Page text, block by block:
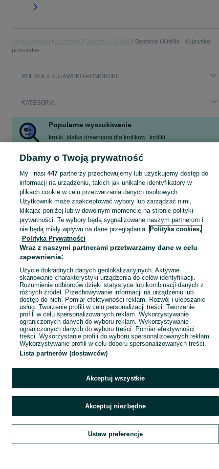
Gryzonie i Króliki - Kujawsko-
pomorskie
POLSKA » KUJAWSKO-POMORSKIE
KATEGORIA
Popularne wyszukiwania
krolik klatka drewniana dla krolikow
króliki
Zobacz Więcej
Sprzedaż i adopcja gryzoni i królików Kujawsko-pomorskie ▶️ Króliki, świnki morskie, chomiki i inne w atrakcyjnych cenach ☝ Przeglądaj ogłoszenia na OLX.pl!
Mapa kategorii
Mapa miejscowości
Mapa ministron
Popularne wyszukiwania
Szukaj Obserwujesz Dodaj Czat Konto
Dbamy o Twoją prywatność
My i nasi 447partnerzy przechowujemy lub uzyskujemy dostęp do
informacji na urządzeniu, takich jak unikalne identyfikatory w
plikach cookie w celu przetwarzania danych osobowych.
Użytkownik może zaakceptować wybory lub zarządzać nimi,
klikając poniżej lub w dowolnym momencie na stronie polityki
prywatności. Te wybory będą sygnalizowane naszym partnerom i
nie będą miały wpływu na dane przeglądania. Polityka cookies,
Polityka Prywatności
Wraz z naszymi partnerami przetwarzamy dane w celu
zapewnienia:
Użycie dokładnych danych geolokalizacyjnych. Aktywne
skanowanie charakterystyki urządzenia do celów identyfikacji.
Rozumienie odbiorców dzięki statystyce lub kombinacji danych z
różnych źródeł. Przechowywanie informacji na urządzeniu lub
dostęp do nich. Pomiar efektywności reklam. Rozwój i ulepszanie
usług. Tworzenie profili w celu personalizacji treści. Tworzenie
profili w celu spersonalizowanych reklam. Wykorzystywanie
ograniczonych danych do wyboru reklam. Wykorzystywanie
ograniczonych danych do wyboru treści. Pomiar efektywności
treści. Wykorzystanie profili do wyboru spersonalizowanych reklam.
Wykorzystywanie profili w celu doboru spersonalizowanych treści.
Lista partnerów (dostawców)
Akceptuj wszystkie
Akceptuj niezbędne
Ustaw preferencje